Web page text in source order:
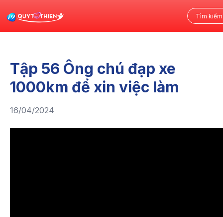
Tập 56 Ông chú đạp xe
1000km để xin việc làm
16/04/2024